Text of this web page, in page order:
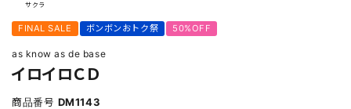
サクラ
FINAL SALE ボンボンおトク祭 50%OFF
as know as de base
イロイロＣＤ
商品番号 DM1143